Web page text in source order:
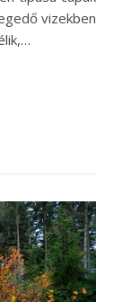
vizekben